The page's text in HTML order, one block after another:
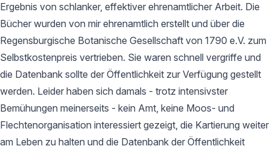
Ergebnis von schlanker, effektiver ehrenamtlicher Arbeit. Die
Bücher wurden von mir ehrenamtlich erstellt und über die
Regensburgische Botanische Gesellschaft von 1790 e.V. zum
Selbstkostenpreis vertrieben. Sie waren schnell vergriffe und
die Datenbank sollte der Öffentlichkeit zur Verfügung gestellt
werden. Leider haben sich damals - trotz intensivster
Bemühungen meinerseits - kein Amt, keine Moos- und
Flechtenorganisation interessiert gezeigt, die Kartierung weiter
am Leben zu halten und die Datenbank der Öffentlichkeit